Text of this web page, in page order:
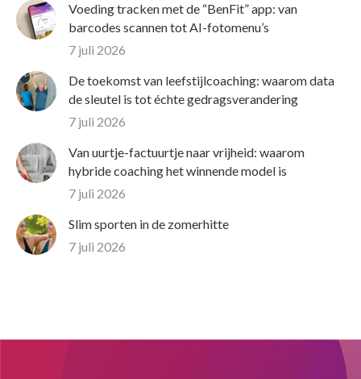
Voeding tracken met de “BenFit” app: van
barcodes scannen tot AI-fotomenu’s
7 juli 2026
De toekomst van leefstijlcoaching: waarom data
de sleutel is tot échte gedragsverandering
7 juli 2026
Van uurtje-factuurtje naar vrijheid: waarom
hybride coaching het winnende model is
7 juli 2026
Slim sporten in de zomerhitte
7 juli 2026